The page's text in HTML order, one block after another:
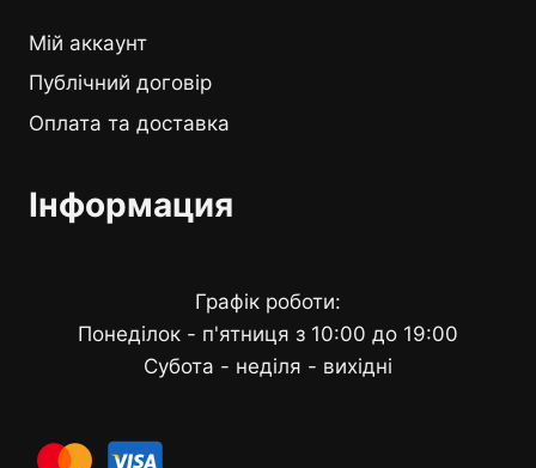
Мій аккаунт
Публічний договір
Оплата та доставка
Інформация
Графік роботи:
Понеділок - п'ятниця з 10:00 до 19:00
Субота - неділя - вихідні